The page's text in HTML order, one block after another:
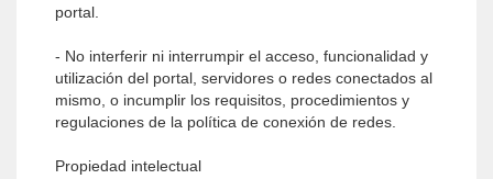
portal.
- No interferir ni interrumpir el acceso, funcionalidad y
utilización del portal, servidores o redes conectados al
mismo, o incumplir los requisitos, procedimientos y
regulaciones de la política de conexión de redes.
Propiedad intelectual